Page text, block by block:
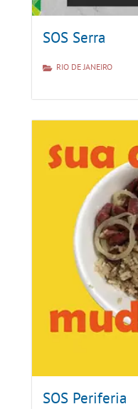
SOS Serra
RIO DE JANEIRO
SOS Periferia